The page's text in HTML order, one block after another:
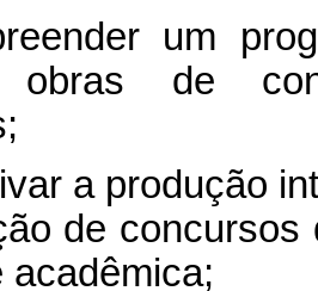
um
obras de
a produção
de
acadêmica;